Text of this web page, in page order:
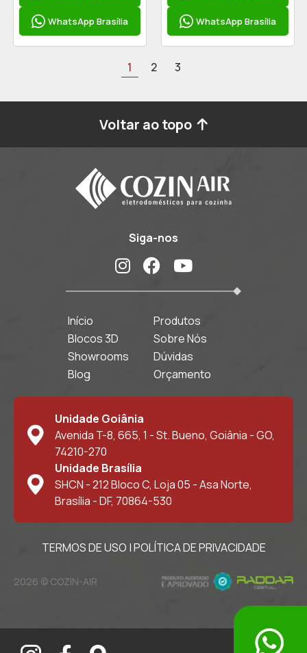
WhatsApp Brasília WhatsApp Brasília
1 2 3
Voltar ao topo
Siga-nos
Início
Produtos
Blocos 3D
Sobre Nós
Showrooms
Dúvidas
Blog
Orçamento
Unidade Goiânia
Avenida T-8, 665, 1 - St. Bueno, Goiânia - GO,
74210-270
Unidade Brasília
SHCN - 212 Bloco C, Loja 05 - Asa Norte,
Brasília - DF, 70864-530
TERMOS DE USO |POLÍTICA DE PRIVACIDADE
2026 © COZIN-AIR